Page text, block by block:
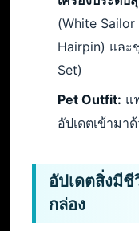
(White
Hairpin) และ
Set)
Pet Outfit: แ
อัปเดตเข้ามา
อัปเดตสิ่งมี
กล่อง